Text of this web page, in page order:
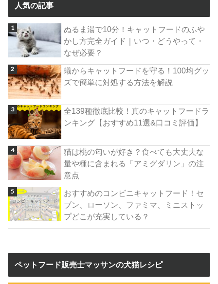
人気の記事
ぬるま湯で10分！キャットフードのふや
かし方完全ガイド｜いつ・どうやって・
なぜ必要？
蟻からキャットフードを守る！100均グッ
ズで簡単に対処する方法を解説
全139種徹底比較！真のキャットフードラ
ンキング【おすすめ11選&口コミ評価】
猫は桃の匂いが好き？食べても大丈夫な
量や種に含まれる「アミグダリン」の注
意点
おすすめのコンビニキャットフード！セ
ブン、ローソン、ファミマ、ミニストッ
プどこが充実している？
ペットフード販売士マッサンの犬猫レシピ